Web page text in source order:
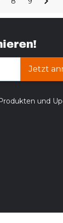
Jetzt
und